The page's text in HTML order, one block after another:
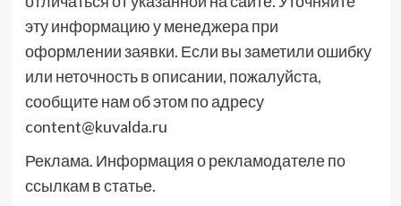
эту информацию у менеджера при
оформлении заявки. Если вы заметили ошибку
или неточность в описании, пожалуйста,
сообщите нам об этом по адресу
content@kuvalda.ru
Реклама. Информация о рекламодателе по
ссылкам в статье.